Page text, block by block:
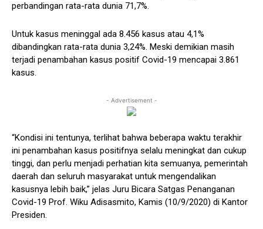
perbandingan rata-rata dunia 71,7%.
Untuk kasus meninggal ada 8.456 kasus atau 4,1%
dibandingkan rata-rata dunia 3,24%. Meski demikian masih
terjadi penambahan kasus positif Covid-19 mencapai 3.861
kasus.
- Advertisement -
“Kondisi ini tentunya, terlihat bahwa beberapa waktu terakhir
ini penambahan kasus positifnya selalu meningkat dan cukup
tinggi, dan perlu menjadi perhatian kita semuanya, pemerintah
daerah dan seluruh masyarakat untuk mengendalikan
kasusnya lebih baik,” jelas Juru Bicara Satgas Penanganan
Covid-19 Prof. Wiku Adisasmito, Kamis (10/9/2020) di Kantor
Presiden.